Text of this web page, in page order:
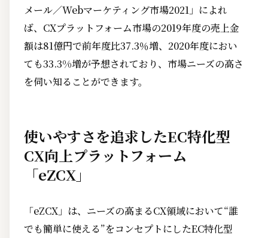
メール／Webマーケティング市場2021」によれ
ば、CXプラットフォーム市場の2019年度の売上金
額は81億円で前年度比37.3％増、2020年度におい
ても33.3%増が予想されており、市場ニーズの高さ
を伺い知ることができます。
使いやすさを追求したEC特化型
CX向上プラットフォーム
「eZCX」
「eZCX」は、ニーズの高まるCX領域において“誰
でも簡単に使える”をコンセプトにしたEC特化型